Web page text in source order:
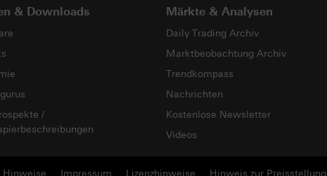
& Downloads
/
Märkte & Analysen
Daily Trading Archiv
Marktbeobachtung Archiv
Trendkompass
Nachrichten
Kostenlose Newsletter
Videos
Hinweise Impressum Lizenzhinweise Hinweis zur Preisstellung